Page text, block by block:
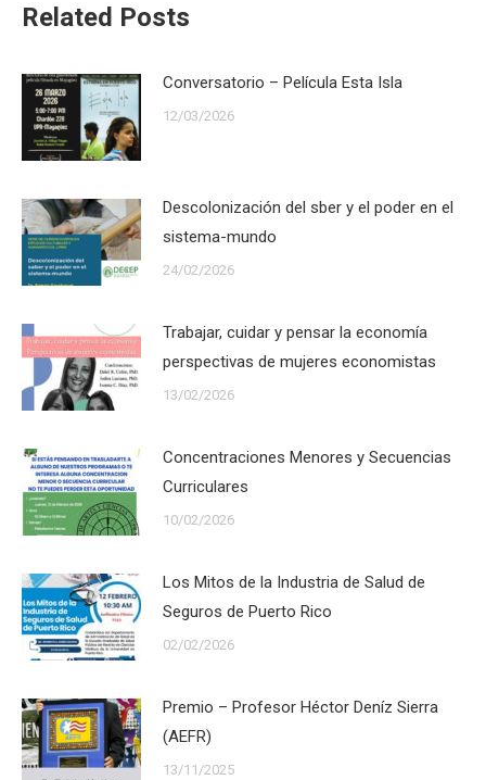
Related Posts
Conversatorio – Película Esta Isla
12/03/2026
Descolonización del sber y el poder en el
sistema-mundo
24/02/2026
Trabajar, cuidar y pensar la economía
perspectivas de mujeres economistas
13/02/2026
Concentraciones Menores y Secuencias
Curriculares
10/02/2026
Los Mitos de la Industria de Salud de
Seguros de Puerto Rico
02/02/2026
Premio – Profesor Héctor Deníz Sierra
(AEFR)
13/11/2025